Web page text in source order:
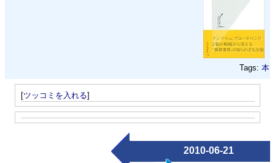
Tags: 本
[ツッコミを入れる]
2010-06-21